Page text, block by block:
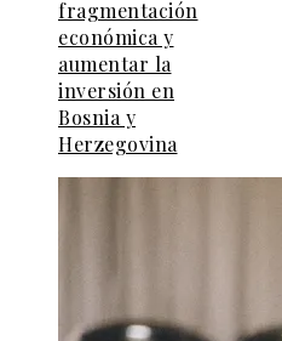
fragmentación
económica y
aumentar la
inversión en
Bosnia y
Herzegovina